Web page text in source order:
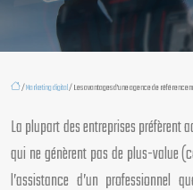
/Marketing digital/ Les avantages d’une agence de
La plupart des entreprises préfèrent
qui ne génèrent pas de plus-value
l’assistance d’un professionnel